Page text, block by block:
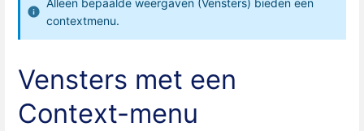
Alleen bepaalde weergaven (Vensters) bieden een
contextmenu.
Vensters met een
Context-menu